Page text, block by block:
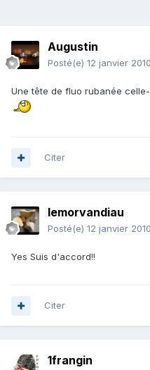
Augustin
Posté(e) 12 janvier 2010
Une tête de fluo rubanée celle-
Citer
lemorvandiau
Posté(e) 12 janvier 2010
Yes Suis d'accord!!
Citer
1frangin